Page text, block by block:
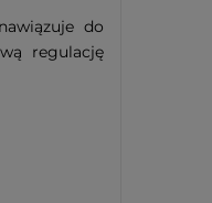
do
regulację